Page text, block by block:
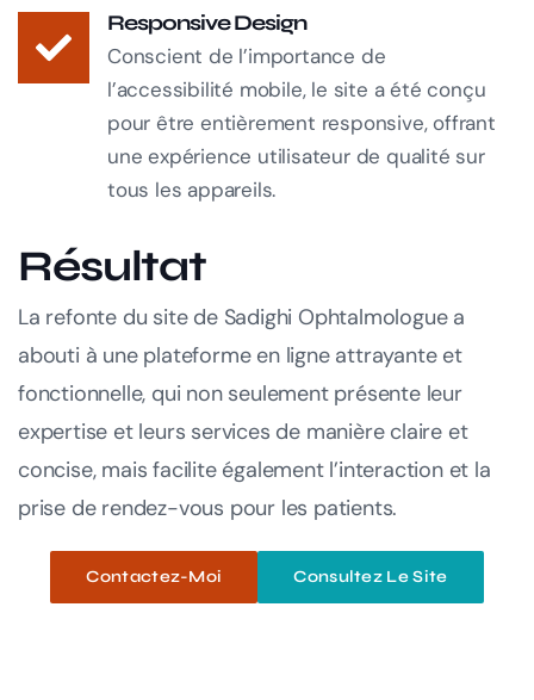
Responsive Design
Conscient de l’importance de
l’accessibilité mobile, le site a été conçu
pour être entièrement responsive, offrant
une expérience utilisateur de qualité sur
tous les appareils.
Résultat
La refonte du site de Sadighi Ophtalmologue a
abouti à une plateforme en ligne attrayante et
fonctionnelle, qui non seulement présente leur
expertise et leurs services de manière claire et
concise, mais facilite également l’interaction et la
prise de rendez-vous pour les patients.
Contactez-Moi Consultez Le Site